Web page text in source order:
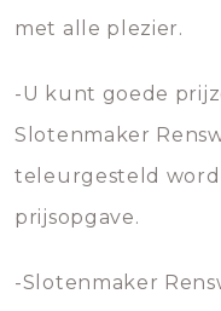
met alle plezier.
-U kunt goede
Slotenmaker
teleurgesteld
prijsopgave.
-Slotenmaker